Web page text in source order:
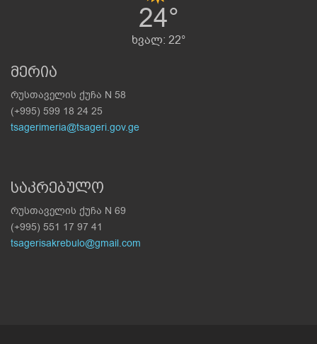
24°
ხვალ: 22°
მერია
რუსთაველის ქუჩა N 58
(+995) 599 18 24 25
tsagerimeria@tsageri.gov.ge
საკრებულო
რუსთაველის ქუჩა N 69
(+995) 551 17 97 41
tsagerisakrebulo@gmail.com